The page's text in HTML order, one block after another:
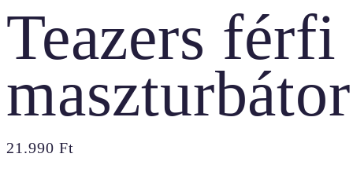
Teazers férfi
maszturbátor
21.990 Ft